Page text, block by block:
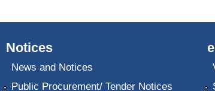
Notices
News and Notices
Public Procurement/ Tender Notices